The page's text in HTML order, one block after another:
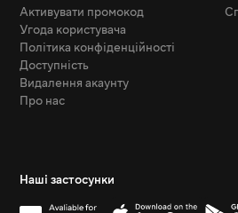
Активувати промокод
Угода користувача
Політика конфіденційності
Доступність
Видалення акаунту
Про нас
Наші застосунки